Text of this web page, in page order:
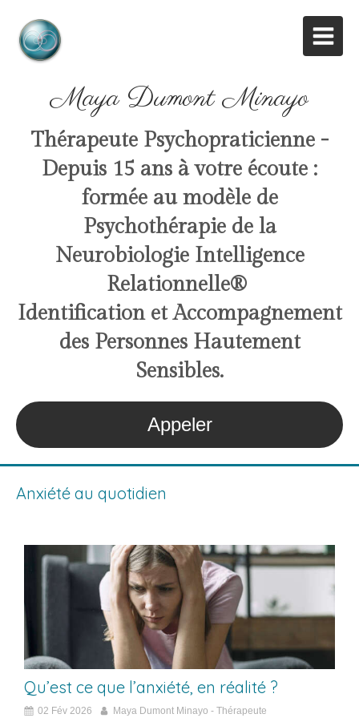
Maya Dumont Minayo
Thérapeute Psychopraticienne -
Depuis 15 ans à votre écoute :
formée au modèle de
Psychothérapie de la
Neurobiologie Intelligence
Relationnelle®
Identification et Accompagnement
des Personnes Hautement
Sensibles.
Appeler
Anxiété au quotidien
Qu’est ce que l’anxiété, en réalité ?
02 Fév 2026 Maya Dumont Minayo - Thérapeute